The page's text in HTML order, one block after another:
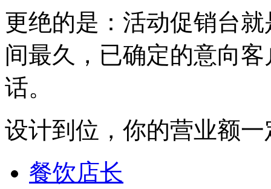
更绝的是：活动促销台
间最久，已确定的意向
话。
设计到位，你的营业额
餐饮店长